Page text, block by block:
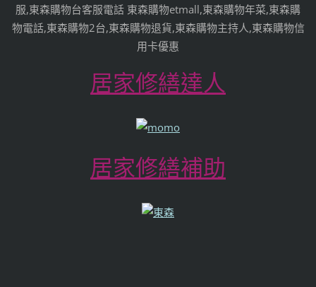
服,東森購物台客服電話 東森購物etmall,東森購物年菜,東森購
物電話,東森購物2台,東森購物退貨,東森購物主持人,東森購物信
用卡優惠
居家修繕達人
居家修繕補助